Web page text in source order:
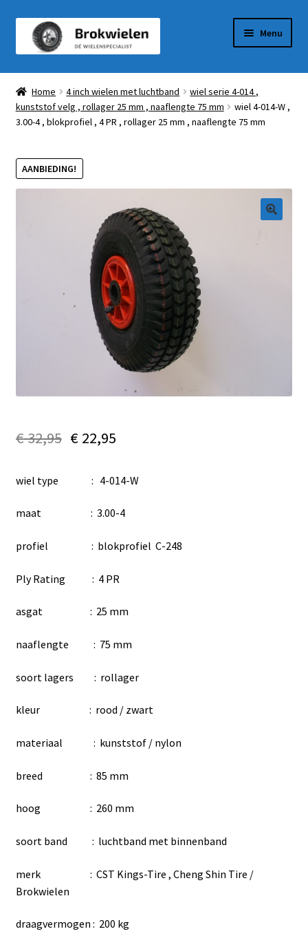
door
navigatie
naar
inhoud
Menu
Winkel
Winkelmandje
Mijn Account
Home 4 inch wielen met luchtband
wiel serie 4-014 ,
kunststof velg , rollager 25 mm , naaflengte 75 mm
wiel 4-014-W ,
3.00-4 , blokprofiel , 4 PR , rollager 25 mm , naaflengte 75 mm
AANBIEDING!
€32,95 € 22,95
wiel type : 4-014-W
maat : 3.00-4
profiel : blokprofiel C-248
Ply Rating : 4 PR
asgat : 25 mm
naaflengte : 75 mm
soort lagers : rollager
kleur : rood / zwart
materiaal : kunststof / nylon
breed : 85 mm
hoog : 260 mm
soort band : luchtband met binnenband
merk : CST Kings-Tire , Cheng Shin Tire /
Brokwielen
draagvermogen : 200 kg